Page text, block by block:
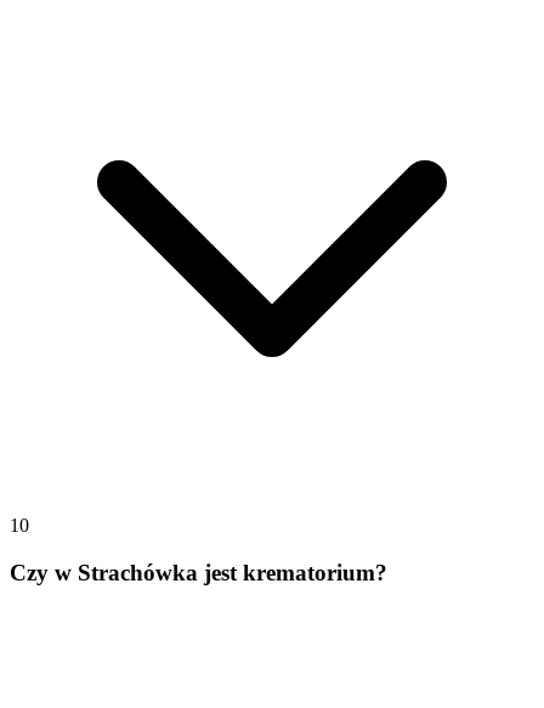
10
Czy w Strachówka jest krematorium?